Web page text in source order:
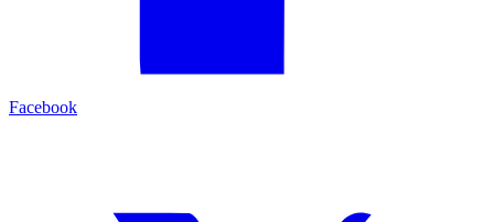
Facebook